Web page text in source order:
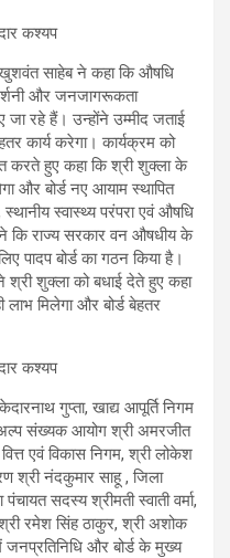
खुशवंत साहेब ने कहा कि औषधि
और जनजागरूकता
जा रहे हैं। उन्होंने उम्मीद जताई
कार्य करेगा। कार्यक्रम को
करते हुए कहा कि श्री शुक्ला के
और बोर्ड नए आयाम स्थापित
स्वास्थ्य परंपरा एवं औषधि
ने कि राज्य सरकार वन औषधीय के
पादप बोर्ड का गठन किया है।
श्री शुक्ला को बधाई देते हुए कहा
लाभ मिलेगा और बोर्ड बेहतर
गुप्ता, खाद्य आपूर्ति निगम
संख्यक आयोग श्री अमरजीत
एवं विकास निगम, श्री लोकेश
श्री नंदकुमार साहू , जिला
सदस्य श्रीमती स्वाती वर्मा,
रमेश सिंह ठाकुर, श्री अशोक
जनप्रतिनिधि और बोर्ड के मुख्य